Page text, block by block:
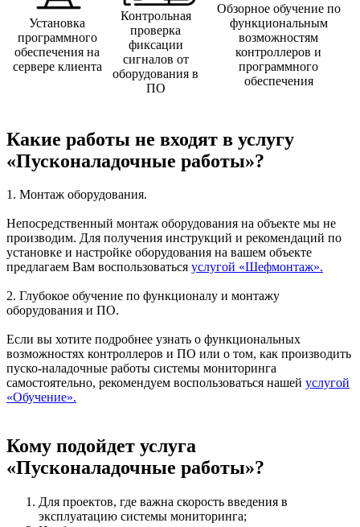
Установка
программного
обеспечения на
сервере клиента
Контрольная
проверка
фиксации
сигналов от
оборудования в
ПО
Обзорное обучение по
функциональным
возможностям
контроллеров и
программного
обеспечения
Какие работы не входят в услугу
«Пусконаладочные работы»?
1. Монтаж оборудования.
Непосредственный монтаж оборудования на объекте мы не
производим. Для получения инструкций и рекомендаций по
установке и настройке оборудования на вашем объекте
предлагаем Вам воспользоваться услугой «Шефмонтаж».
2. Глубокое обучение по функционалу и монтажу
оборудования и ПО.
Если вы хотите подробнее узнать о функциональных
возможностях контроллеров и ПО или о том, как производить
пуско-наладочные работы системы мониторинга
самостоятельно, рекомендуем воспользоваться нашей услугой
«Обучение».
Кому подойдет услуга
«Пусконаладочные работы»?
Для проектов, где важна скорость введения в
эксплуатацию системы мониторинга;